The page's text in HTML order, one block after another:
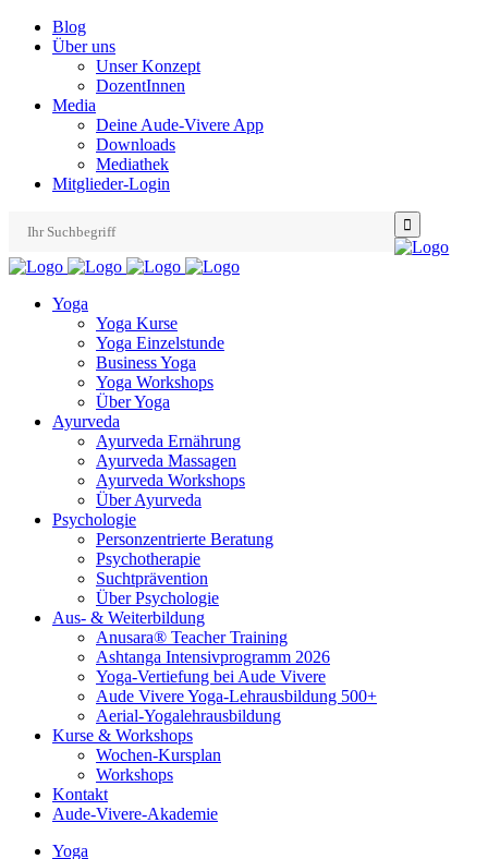
Blog
Über uns
Unser Konzept
DozentInnen
Media
Deine Aude-Vivere App
Downloads
Mediathek
Mitglieder-Login
Search
for:
Yoga
Yoga Kurse
Yoga Einzelstunde
Business Yoga
Yoga Workshops
Über Yoga
Ayurveda
Ayurveda Ernährung
Ayurveda Massagen
Ayurveda Workshops
Über Ayurveda
Psychologie
Personzentrierte Beratung
Psychotherapie
Suchtprävention
Über Psychologie
Aus- & Weiterbildung
Anusara® Teacher Training
Ashtanga Intensivprogramm 2026
Yoga-Vertiefung bei Aude Vivere
Aude Vivere Yoga-Lehrausbildung 500+
Aerial-Yogalehrausbildung
Kurse & Workshops
Wochen-Kursplan
Workshops
Kontakt
Aude-Vivere-Akademie
Yoga